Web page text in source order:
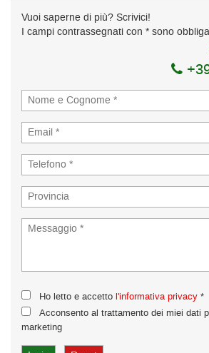
Invia la tua richiesta
Vuoi saperne di più? Scrivici!
I campi contrassegnati con * sono
Ho letto e accetto l'informativa privacy *
Acconsento al trattamento dei miei dati
marketing